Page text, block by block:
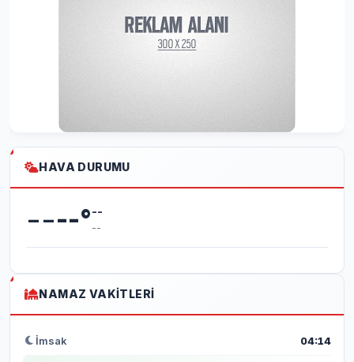
HAVA DURUMU
----°--
--
NAMAZ VAKITLERI
İmsak 04:14